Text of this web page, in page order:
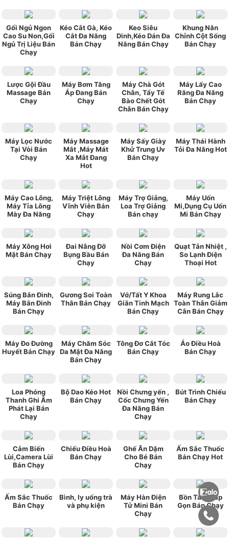
Gối Ngủ Ngon
Cao Su Non,Gối
Ngủ Trị Liệu Bán
Chạy
Kéo Cắt Gà, Kéo
Cắt Đa Năng
Bán Chạy
Keo Siêu
Dinh,Kéo Dán Đa
Năng Bán Chạy
Khung Năn
Chỉnh Cột Sống
Bán Chạy
Lược Gội Đầu
Massage Bán
Chạy
Máy Bơm Tăng
Áp Đang Bán
Chạy
Máy Chà Gót
Chân, Tẩy Tế
Bào Chết Gót
Chân Bán Chạy
Máy Lấy Cao
Răng Đa Năng
Bán Chạy
Máy Lọc Nước
Tại Vòi Bán
Chạy
Máy Massage
Mắt ,Máy Mát
Xa Mắt Đang
Hot
Máy Sấy Giày
Khử Trung Uv
Bán Chạy
Máy Thái Hành
Tỏi Đa Năng Hot
Máy Cao Lông,
Máy Tỉa Lông
Mày Đa Năng
Máy Triệt Lông
Vĩnh Viễn Bán
Chạy
Máy Trợ Giảng,
Loa Trợ Giảng
Bán chạy
Máy Uốn
Mi,Dụng Cụ Uốn
Mi Bán Chạy
Máy Xông Hơi
Mặt Bán Chạy
Đai Nâng Đỡ
Bụng Bầu Bán
Chạy
Nồi Cơm Điện
Đa Năng Bán
Chạy
Quạt Tản Nhiệt ,
So Lạnh Điện
Thoại Hot
Súng Bắn Đinh,
Máy Bắn Đinh
Bán Chạy
Gương Soi Toàn
Thân Bán Chạy
Vớ/Tất Y Khoa
Giãn Tinh Mạch
Bán Chạy
Máy Rung Lắc
Toàn Thân Giảm
Cân Bán Chạy
Máy Đo Đường
Huyết Bán Chạy
Máy Chăm Sóc
Da Mặt Đa Năng
Bán Chạy
Tông Đơ Cắt Tóc
Bán Chạy
Áo Điều Hoà
Bán Chạy
Loa Phóng
Thanh Ghi Âm
Phát Lại Bán
Chạy
Bộ Dao Kéo Hot
Bán Chạy
Nồi Chưng yến ,
Cốc Chưng Yến
Đa Năng Bán
Chạy
Bút Trình Chiếu
Bán Chạy
Cảm Biến
Lùi,Camera Lùi
Bán Chạy
Chiếu Điều Hoà
Bán Chạy
Ghế Ăn Dặm
Cho Bé Bán
Chạy
Ấm Sắc Thuốc
Bán Chạy Hot
Ấm Sắc Thuốc
Bán Chạy
Bình, ly uống trà
và phụ kiện
Máy Hàn Điện
Tử Mini Bán
Chạy
Bồn Tắm Gấp
Gọn Bán Chạy